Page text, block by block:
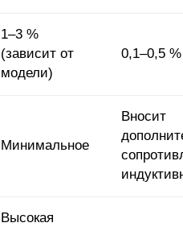
1–3 %
(зависит от
модели)
0,1–0,5
Минимальное
Вносит
Высокая